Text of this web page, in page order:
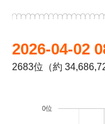
2026-04-02
2683位（約
0位